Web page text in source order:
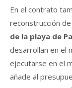
En el contrato
reconstrucción de
de la playa de
desarrollan en el
ejecutarse en el
añade al